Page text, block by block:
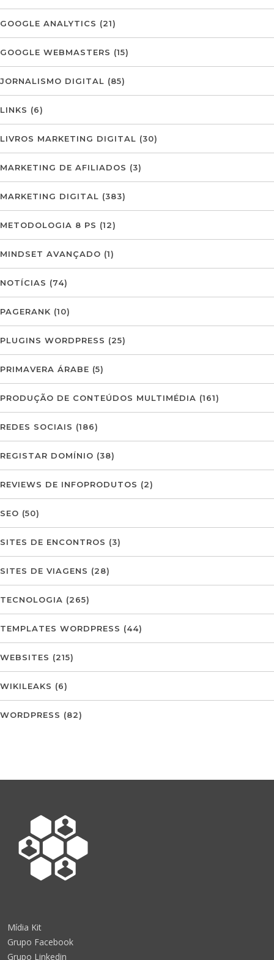
GOOGLE ANALYTICS (21)
GOOGLE WEBMASTERS (15)
JORNALISMO DIGITAL (85)
LINKS (6)
LIVROS MARKETING DIGITAL (30)
MARKETING DE AFILIADOS (3)
MARKETING DIGITAL (383)
METODOLOGIA 8 PS (12)
MINDSET AVANÇADO (1)
NOTÍCIAS (74)
PAGERANK (10)
PLUGINS WORDPRESS (25)
PRIMAVERA ÁRABE (5)
PRODUÇÃO DE CONTEÚDOS MULTIMÉDIA (161)
REDES SOCIAIS (186)
REGISTAR DOMÍNIO (38)
REVIEWS DE INFOPRODUTOS (2)
SEO (50)
SITES DE ENCONTROS (3)
SITES DE VIAGENS (28)
TECNOLOGIA (265)
TEMPLATES WORDPRESS (44)
WEBSITES (215)
WIKILEAKS (6)
WORDPRESS (82)
Mídia Kit
Grupo Facebook
Grupo Linkedin